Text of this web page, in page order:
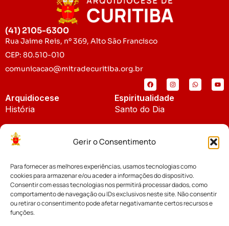
Gerir o Consentimento
Para fornecer as melhores experiências, usamos tecnologias como
cookies para armazenar e/ou aceder a informações do dispositivo.
Consentir com essas tecnologias nos permitirá processar dados, como
comportamento de navegação ou IDs exclusivos neste site. Não consentir
ou retirar o consentimento pode afetar negativamante certos recursos e
funções.
(41) 2105-6300
Rua Jaime Reis, nº 369, Alto São Francisco
CEP: 80.510-010
comunicacao@mitradecuritiba.org.br
Arquidiocese
História
Padroeira
Espiritualidade
Santo do Dia
Notícias
Notícias da Arquidiocese
Notícias Cáritas
Cúria Diocesana
Fundo Diocesano